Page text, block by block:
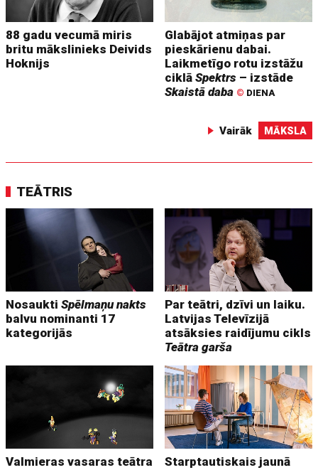
88 gadu vecumā miris
britu mākslinieks Deivids
Hoknijs
Glabājot atmiņas par
pieskārienu dabai.
Laikmetīgo rotu izstāžu
ciklāSpektrs – izstāde
Skaistā daba © DIENA
Vairāk MĀKSLA
TEĀTRIS
NosauktiSpēlmaņu nakts
balvu nominanti 17
kategorijās
Par teātri, dzīvi un laiku.
Latvijas Televīzijā
atsāksies raidījumu cikls
Teātra garša
Valmieras vasaras teātra
Starptautiskais jaunā